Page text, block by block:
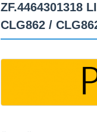
ZF.4464301318
CLG862 /